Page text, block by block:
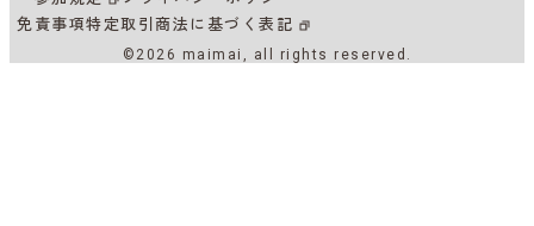
免責事項特定取引商法に基づく表記
©2026 maimai, all rights reserved.